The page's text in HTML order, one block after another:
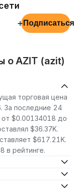
+ Подписаться
о AZIT (azit)
торговая цена
За последние 24
от $0.00134018 до
$36.37K.
$617.21K.
в рейтинге.